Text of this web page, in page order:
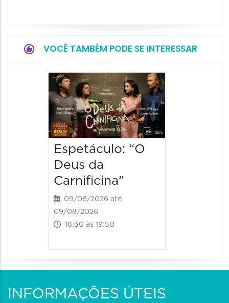
VOCÊ TAMBÉM PODE SE INTERESSAR
Espetáculo: “O
Deus da
Carnificina”
09/08/2026 até
09/08/2026
18:30 às 19:50
INFORMAÇÕES ÚTEIS